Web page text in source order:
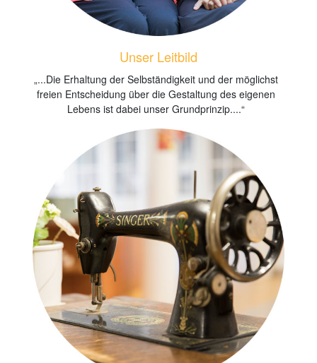
Unser Leitbild
„...Die Erhaltung der Selbständigkeit und der möglichst
freien Entscheidung über die Gestaltung des eigenen
Lebens ist dabei unser Grundprinzip....“